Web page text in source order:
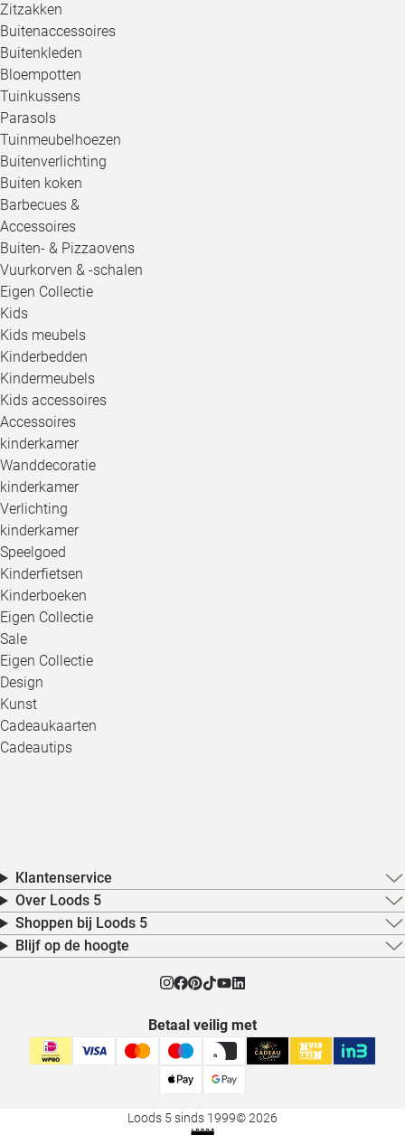
Zitzakken
Buitenaccessoires
Buitenkleden
Bloempotten
Tuinkussens
Parasols
Tuinmeubelhoezen
Buitenverlichting
Buiten koken
Barbecues &
Accessoires
Buiten- & Pizzaovens
Vuurkorven & -schalen
Eigen Collectie
Kids
Kids meubels
Kinderbedden
Kindermeubels
Kids accessoires
Accessoires
kinderkamer
Wanddecoratie
kinderkamer
Verlichting
kinderkamer
Speelgoed
Kinderfietsen
Kinderboeken
Eigen Collectie
Sale
Eigen Collectie
Design
Kunst
Cadeaukaarten
Cadeautips
Klantenservice
Over Loods 5
Shoppen bij Loods 5
Blijf op de hoogte
Betaal veilig met
Loods 5 sinds 1999© 2026